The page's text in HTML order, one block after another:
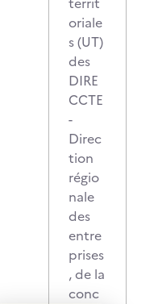
oriale
s (UT)
des
DIRE
CCTE
-
Direc
tion
régio
nale
des
entre
prises
, de la
conc